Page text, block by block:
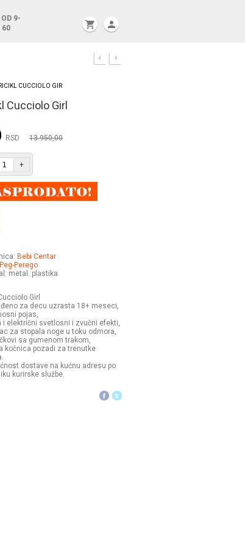
9-
60 shopping_cart person
CUCCIOLO GIR
Cucciolo Girl
RSD 13.950,00
+
Bebi Centar
Peg-Perego
metal. plastika
Girl
za decu uzrasta 18+ meseci,
pojas,
i električni svetlosni i zvučni efekti,
za stopala noge u toku odmora,
sa gumenom trakom,
kočnica pozadi za trenutke
dostave na kućnu adresu po
kurirske službe.